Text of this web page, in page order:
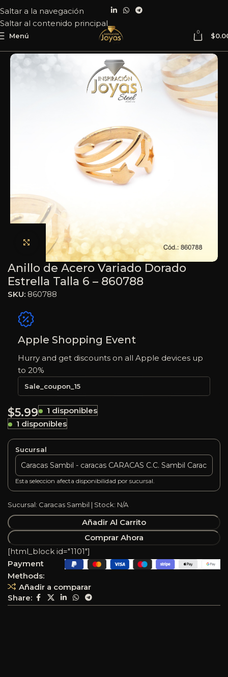
Saltar a la navegación
Saltar al contenido principal
Menú 0 $
Haga clic para ampliar
Anillo de Acero Variado Dorado
Estrella Talla 6 – 860788
SKU: 860788
Apple Shopping Event
Hurry and get discounts on all Apple devices up
to 20%
Sale_coupon_15
$5.99
1 disponibles
1 disponibles
Sucursal
Esta seleccion afecta disponibilidad por sucursal.
Sucursal: Caracas Sambil | Stock: N/A
Añadir Al Carrito
Comprar Ahora
Añadir a comparar
Share:
[html_block id="1101"]
Payment
Methods: